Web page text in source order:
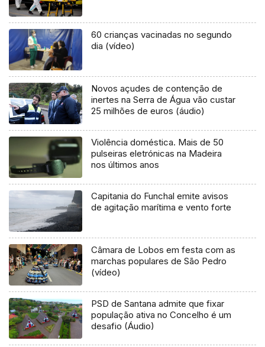
60 crianças vacinadas no segundo
dia (vídeo)
Novos açudes de contenção de
inertes na Serra de Água vão custar
25 milhões de euros (áudio)
Violência doméstica. Mais de 50
pulseiras eletrónicas na Madeira
nos últimos anos
Capitania do Funchal emite avisos
de agitação marítima e vento forte
Câmara de Lobos em festa com as
marchas populares de São Pedro
(vídeo)
PSD de Santana admite que fixar
população ativa no Concelho é um
desafio (Áudio)